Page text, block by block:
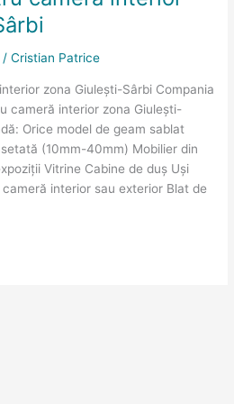
/Cristian Patrice
zona Giulești-Sârbi Compania
cameră interior zona Giulești-
Orice model de geam sablat
(10mm-40mm) Mobilier din
Vitrine Cabine de duș Uși
interior sau exterior Blat de